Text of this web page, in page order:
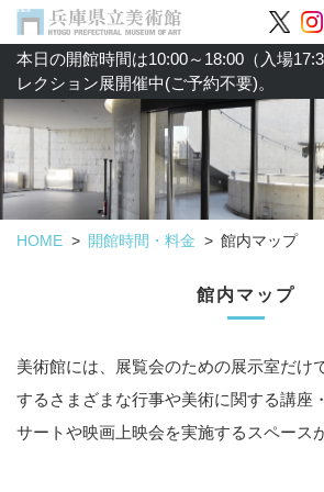
本日の開館時間は10:00～18:00（入場
レクション展開催中(ご予約不要)。
HOME 開館時間・料金 館内マップ
館内マップ
美術館には、展覧会のための展示室だけ
するさまざまな行事や美術に関する講座
サートや映画上映会を実施するスペース